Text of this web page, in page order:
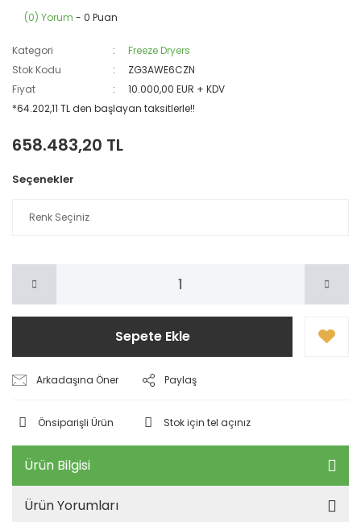
(0) Yorum - 0 Puan
Kategori
Freeze Dryers
Stok Kodu
ZG3AWE6CZN
Fiyat
10.000,00 EUR + KDV
*64.202,11 TL den başlayan taksitlerle!!
658.483,20 TL
Seçenekler
Sepete Ekle
Arkadaşına Öner Paylaş
Önsiparişli Ürün Stok için tel açınız
Ürün Bilgisi
Ürün Yorumları